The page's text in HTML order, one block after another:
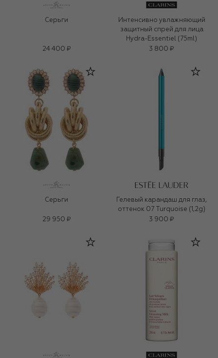
Серьги
24 400 ₽
Интенсивно увлажняющий
защитный спрей для лица
Hydra-Essentiel (75ml)
3 800 ₽
Серьги
29 950 ₽
Гелевый карандаш для глаз,
оттенок 07 Turquoise (1,2g)
3 900 ₽